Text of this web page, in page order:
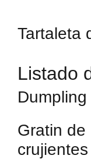
Tartaleta
Listado
Gratin de